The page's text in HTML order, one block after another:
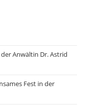
Anwältin Dr. Astrid
Fest in der